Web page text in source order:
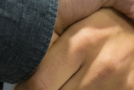
PRESENTATION
EXPERTISE
ACTUALITES